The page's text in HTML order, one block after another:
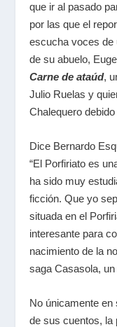
que ir al pasado
por las que el
escucha voces de
de su abuelo,
Carne de ataúd,
Julio Ruelas y
Chalequero
Dice Bernardo
“El Porfiriato es
ha sido muy
ficción. Que yo
situada en el
interesante para
nacimiento de la
saga Casasola, un
No únicamente
de sus cuentos, la